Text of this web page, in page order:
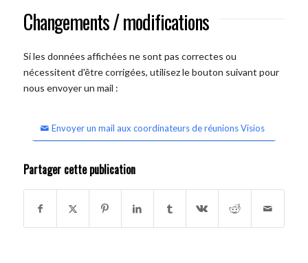
Changements / modifications
Si les données affichées ne sont pas correctes ou
nécessitent d'être corrigées, utilisez le bouton suivant pour
nous envoyer un mail :
Envoyer un mail aux coordinateurs de réunions Visios
Partager cette publication